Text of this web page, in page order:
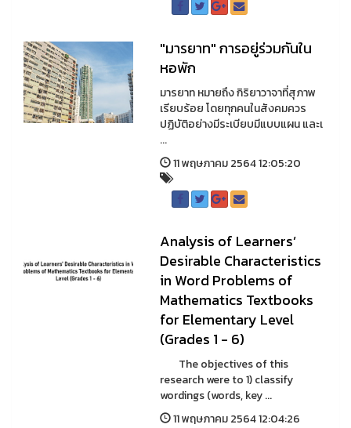
"มารยาท" การอยู่ร่วมกันใน
หอพัก
มารยาท หมายถึง กิริยาวาจาที่สุภาพ
เรียบร้อย โดยทุกคนในสังคมควร
ปฏิบัติอย่างมีระเบียบมีแบบแผน และเ
...
11 พฤษภาคม 2564 12:05:20
Analysis of Learners’
Desirable Characteristics
in Word Problems of
Mathematics Textbooks
for Elementary Level
(Grades 1 - 6)
The objectives of this
research were to 1) classify
wordings (words, key ...
11 พฤษภาคม 2564 12:04:26